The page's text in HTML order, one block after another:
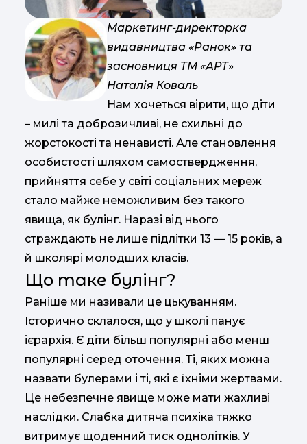
Маркетинг-директорка
видавництва «Ранок» та
засновниця ТМ «АРТ»
Наталія Коваль
Нам хочеться вірити, що діти
– милі та доброзичливі, не схильні до
жорстокості та ненависті. Але становлення
особистості шляхом самоствердження,
прийняття себе у світі соціальних мереж
стало майже неможливим без такого
явища, як булінг. Наразі від нього
страждають не лише підлітки 13 — 15 років, а
й школярі молодших класів.
Що таке булінг?
Раніше ми називали це цькуванням.
Історично склалося, що у школі панує
ієрархія. Є діти більш популярні або менш
популярні серед оточення. Ті, яких можна
назвати булерами і ті, які є їхніми жертвами.
Це небезпечне явище може мати жахливі
наслідки. Слабка дитяча психіка тяжко
витримує щоденний тиск однолітків. У